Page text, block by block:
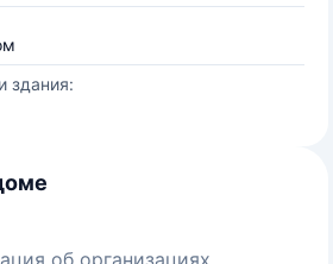
здания:
об организациях